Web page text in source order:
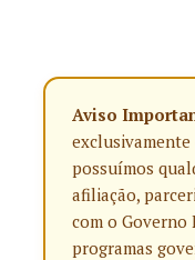
Aviso
possuímos
afiliação,
com o Governo
programas